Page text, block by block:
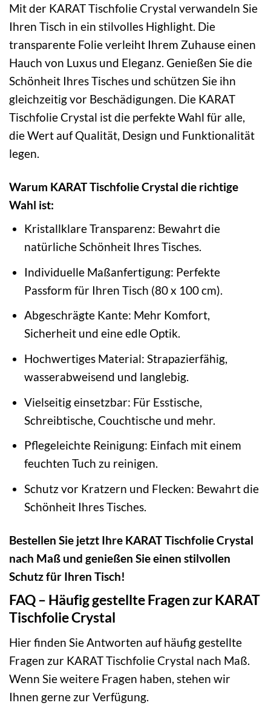
Mit der KARAT Tischfolie Crystal verwandeln Sie
Ihren Tisch in ein stilvolles Highlight. Die
transparente Folie verleiht Ihrem Zuhause einen
Hauch von Luxus und Eleganz. Genießen Sie die
Schönheit Ihres Tisches und schützen Sie ihn
gleichzeitig vor Beschädigungen. Die KARAT
Tischfolie Crystal ist die perfekte Wahl für alle,
die Wert auf Qualität, Design und Funktionalität
legen.
Warum KARAT Tischfolie Crystal die richtige
Wahl ist:
Kristallklare Transparenz: Bewahrt die
natürliche Schönheit Ihres Tisches.
Individuelle Maßanfertigung: Perfekte
Passform für Ihren Tisch (80 x 100 cm).
Abgeschrägte Kante: Mehr Komfort,
Sicherheit und eine edle Optik.
Hochwertiges Material: Strapazierfähig,
wasserabweisend und langlebig.
Vielseitig einsetzbar: Für Esstische,
Schreibtische, Couchtische und mehr.
Pflegeleichte Reinigung: Einfach mit einem
feuchten Tuch zu reinigen.
Schutz vor Kratzern und Flecken: Bewahrt die
Schönheit Ihres Tisches.
Bestellen Sie jetzt Ihre KARAT Tischfolie Crystal
nach Maß und genießen Sie einen stilvollen
Schutz für Ihren Tisch!
FAQ – Häufig gestellte Fragen zur KARAT
Tischfolie Crystal
Hier finden Sie Antworten auf häufig gestellte
Fragen zur KARAT Tischfolie Crystal nach Maß.
Wenn Sie weitere Fragen haben, stehen wir
Ihnen gerne zur Verfügung.